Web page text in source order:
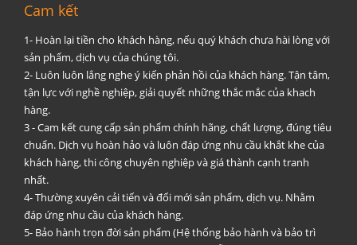
Cam kết
1- Hoàn lại tiền cho khách hàng, nếu quý khách chưa hài lòng với
sản phẩm, dịch vụ của chúng tôi.
2- Luôn luôn lắng nghe ý kiến phản hồi của khách hàng. Tận tâm,
tận lực với nghề nghiệp, giải quyết những thắc mắc của khach
hàng.
3 - Cam kết cung cấp sản phẩm chính hãng, chất lượng, đúng tiêu
chuẩn. Dịch vụ hoàn hảo và luôn đáp ứng nhu cầu khắt khe của
khách hàng, thi công chuyên nghiệp và giá thành cạnh tranh
nhất.
4- Thường xuyên cải tiến và đổi mới sản phẩm, dịch vụ. Nhằm
đáp ứng nhu cầu của khách hàng.
5- Bảo hành trọn đời sản phẩm (Hệ thống bảo hành và bảo trì